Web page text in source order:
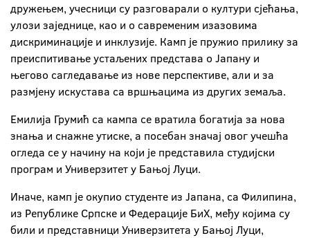
дружењем, учесници су разговарали о култури сјећања,
улози заједнице, као и о савременим изазовима
дискриминације и инклузије. Камп је пружио прилику за
преиспитивање устаљених представа о Јапану и
његово сагледавање из нове перспективе, али и за
размјену искустава са вршњацима из других земаља.
Емилија Грумић са кампа се вратила богатија за нова
знања и снажне утиске, а посебан значај овог учешћа
огледа се у начину на који је представила студијски
програм и Универзитет у Бањој Луци.
Иначе, камп је окупио студенте из Јапана, са Филипина,
из Републике Српске и Федерације БиХ, међу којима су
били и представници Универзитета у Бањој Луци,